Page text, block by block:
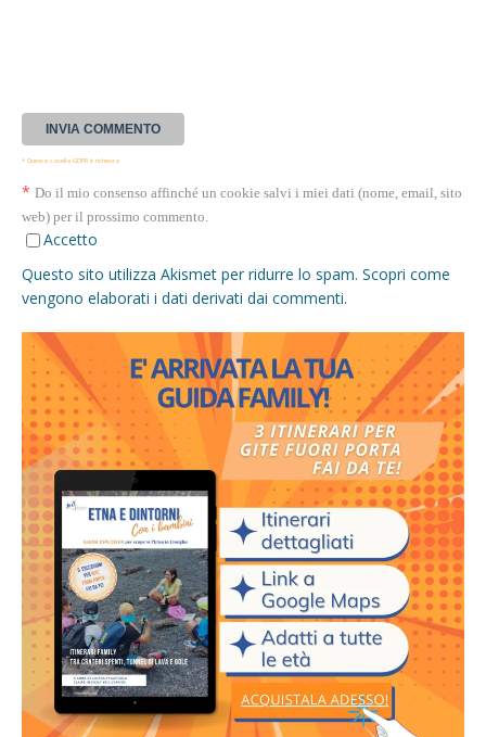
* Questa casella GDPR è richiesta
* Do il mio consenso affinché un cookie salvi i miei dati (nome, email, sito
web) per il prossimo commento.
Accetto
Questo sito utilizza Akismet per ridurre lo spam. Scopri come
vengono elaborati i dati derivati dai commenti.